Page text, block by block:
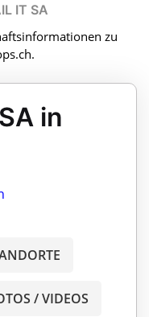
IT SA
zu
in
/ VIDEOS